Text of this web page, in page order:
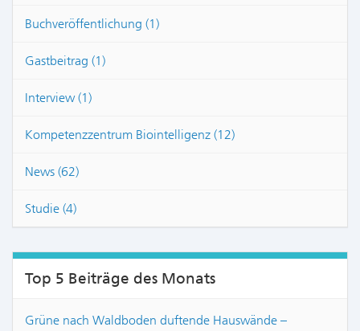
Buchveröffentlichung (1)
Gastbeitrag (1)
Interview (1)
Kompetenzzentrum Biointelligenz (12)
News (62)
Studie (4)
Top 5 Beiträge des Monats
Grüne nach Waldboden duftende Hauswände –